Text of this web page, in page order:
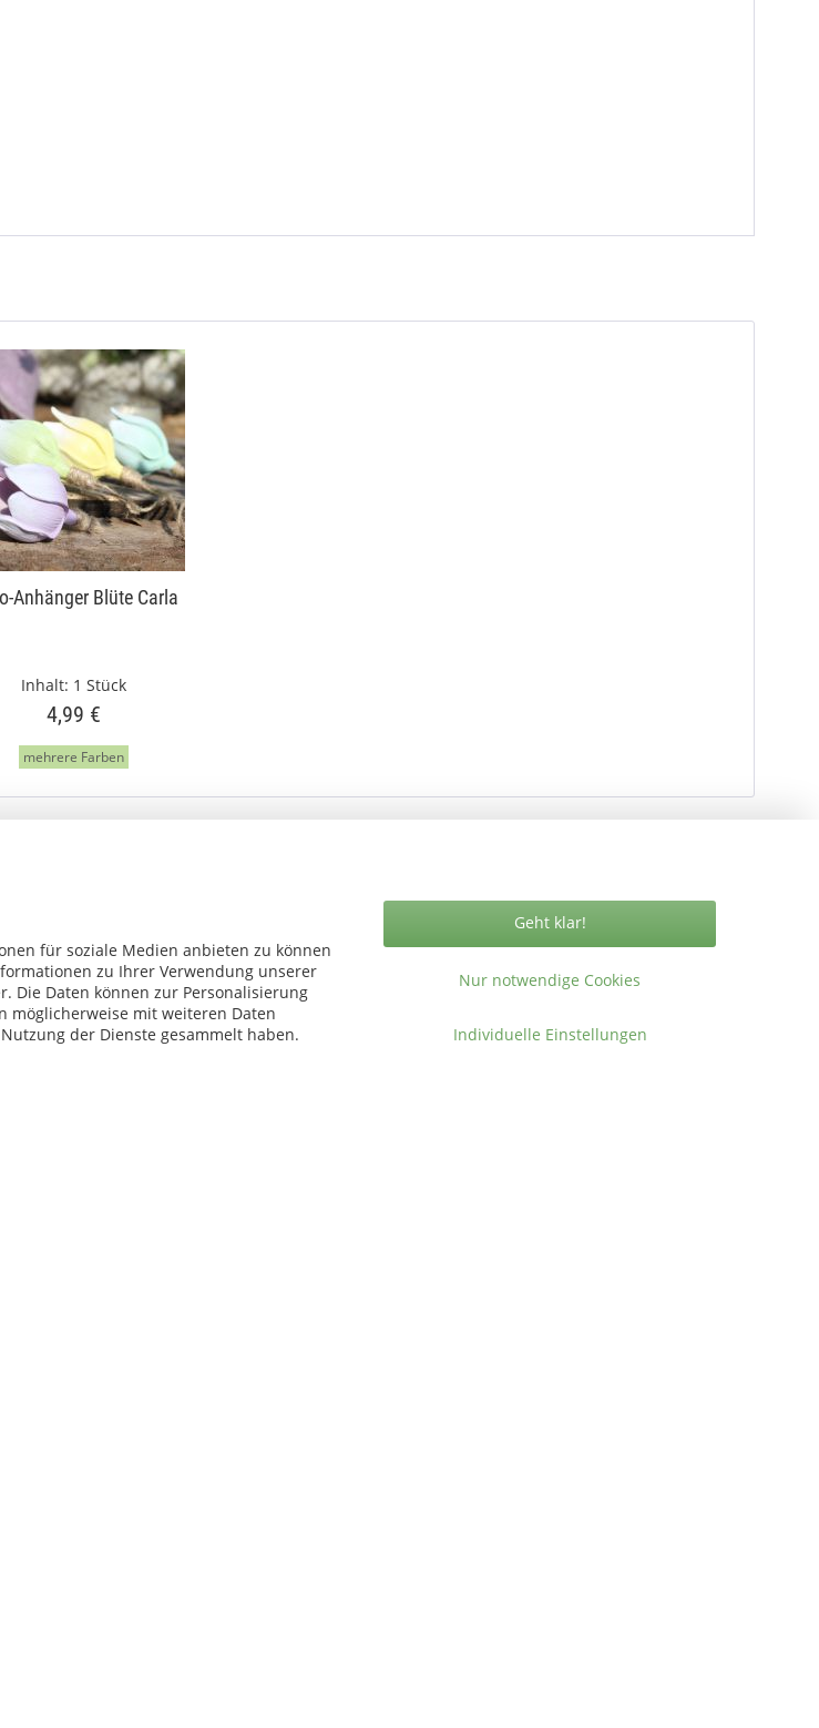
Anhänger Blüte Carla
Inhalt: 1 Stück
4,99 €
mehrere Farben
€ versandkostenfrei *
für soziale Medien anbieten zu können
zu Ihrer Verwendung unserer
Die Daten können zur Personalisierung
möglicherweise mit weiteren Daten
der Dienste gesammelt haben.
Nur notwendige Cookies
Geht klar!
Individuelle Einstellungen